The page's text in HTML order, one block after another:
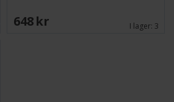
648 SEK I lager: 3